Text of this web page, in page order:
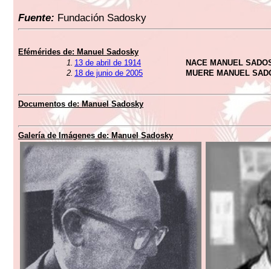
Fuente: Fundación Sadosky
Efémérides de: Manuel Sadosky
1. 13 de abril de 1914
NACE MANUEL
2. 18 de junio de 2005 MUERE MANUEL
Documentos de: Manuel Sadosky
Galería de Imágenes de: Manuel Sadosky